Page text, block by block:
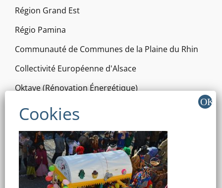
Région Grand Est
Régio Pamina
Communauté de Communes de la Plaine du Rhin
Collectivité Européenne d'Alsace
Oktave (Rénovation Énergétique)
Vis à vis Pamina
RÉSEAUX SOCIAUX